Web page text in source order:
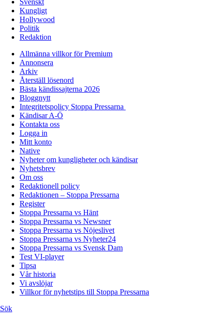
Svenskt
Kungligt
Hollywood
Politik
Redaktion
Allmänna villkor för Premium
Annonsera
Arkiv
Återställ lösenord
Bästa kändissajterna 2026
Bloggnytt
Integritetspolicy Stoppa Pressarna
Kändisar A-Ö
Kontakta oss
Logga in
Mitt konto
Native
Nyheter om kungligheter och kändisar
Nyhetsbrev
Om oss
Redaktionell policy
Redaktionen – Stoppa Pressarna
Register
Stoppa Pressarna vs Hänt
Stoppa Pressarna vs Newsner
Stoppa Pressarna vs Nöjeslivet
Stoppa Pressarna vs Nyheter24
Stoppa Pressarna vs Svensk Dam
Test VI-player
Tipsa
Vår historia
Vi avslöjar
Villkor för nyhetstips till Stoppa Pressarna
Sök